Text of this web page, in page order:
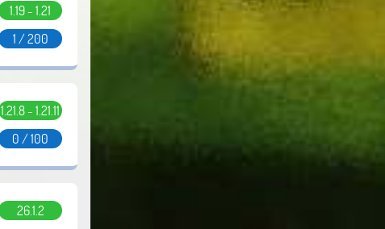
1.19 - 1.21
1 / 200
1.21.8 - 1.21.11
0 / 100
26.1.2